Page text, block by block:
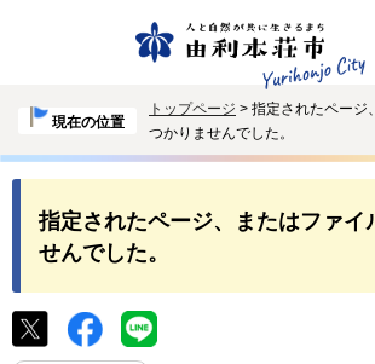
現在の位置
トップページ > 指定されたページ
つかりませんでした。
指定されたページ、またはファイ
せんでした。